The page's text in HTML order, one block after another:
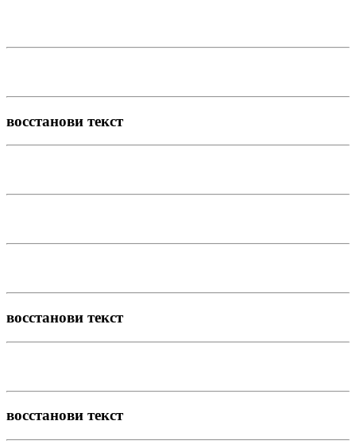
восстанови текст
восстанови текст
восстанови текст